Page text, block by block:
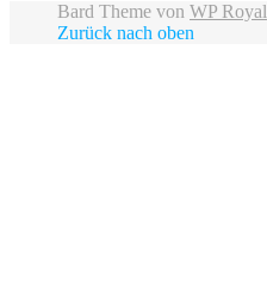
Bard Theme von WP Royal
Zurück nach oben